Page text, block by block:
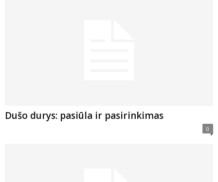
Dušo durys: pasiūla ir pasirinkimas
0